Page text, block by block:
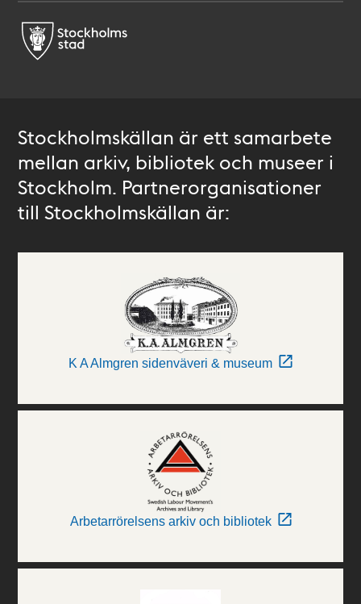
Stockholmskällan är ett samarbete
mellan arkiv, bibliotek och museer i
Stockholm. Partnerorganisationer
till Stockholmskällan är:
K A Almgren sidenväveri & museum
Arbetarrörelsens arkiv och bibliotek